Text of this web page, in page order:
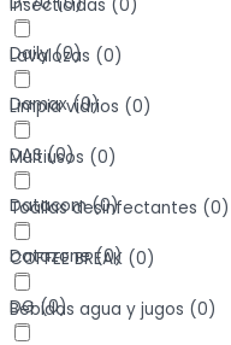
Daily (0)
Damax (0)
DAS (0)
Datacom (0)
Datazone (0)
DG (0)
Insecticidas (0)
Lavalozas (0)
Limpia vidrios (0)
Multiusos (0)
Toallas desinfectantes (0)
COFFEE BREAK (0)
Bebidas agua y jugos (0)